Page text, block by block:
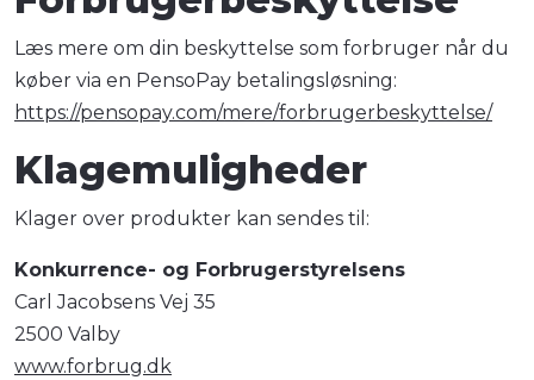
Læs mere om din beskyttelse som forbruger når du
køber via en PensoPay betalingsløsning:
https://pensopay.com/mere/forbrugerbeskyttelse/
Klagemuligheder
Klager over produkter kan sendes til:
Konkurrence- og Forbrugerstyrelsens
Carl Jacobsens Vej 35
2500 Valby
www.forbrug.dk